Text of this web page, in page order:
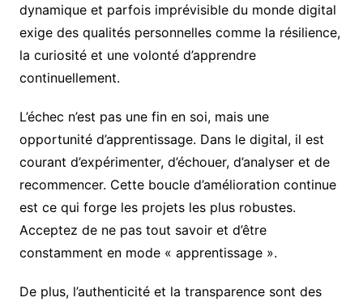
dynamique et parfois imprévisible du monde digital
exige des qualités personnelles comme la résilience,
la curiosité et une volonté d’apprendre
continuellement.
L’échec n’est pas une fin en soi, mais une
opportunité d’apprentissage. Dans le digital, il est
courant d’expérimenter, d’échouer, d’analyser et de
recommencer. Cette boucle d’amélioration continue
est ce qui forge les projets les plus robustes.
Acceptez de ne pas tout savoir et d’être
constamment en mode « apprentissage ».
De plus, l’authenticité et la transparence sont des